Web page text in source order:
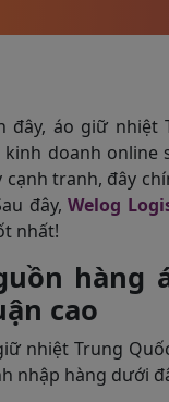
đây, áo giữ
doanh online
cạnh tranh, đây
đây,Welog
nhất!
cao
nhiệt Trung
nhập hàng dưới